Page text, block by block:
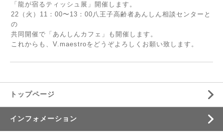
「龍が宿るティッシュ展」開催します。
22（火）11：00〜13：00八王子高齢者あんしん相談センターと
の
共同開催で「あんしんカフェ」も開催します。
これからも、V.maestroをどうぞよろしくお願い致します。
トップページ
インフォメーション